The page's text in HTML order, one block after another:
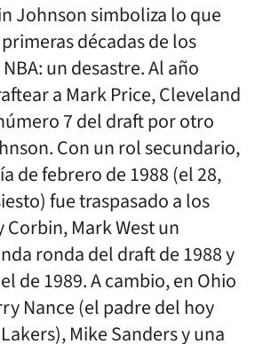
Johnson simboliza lo que
décadas de los
un desastre. Al año
a Mark Price, Cleveland
7 del draft por otro
Con un rol secundario,
de febrero de 1988 (el 28,
fue traspasado a los
Corbin, Mark West un
ronda del draft de 1988 y
de 1989. A cambio, en Ohio
Nance (el padre del hoy
Mike Sanders y una